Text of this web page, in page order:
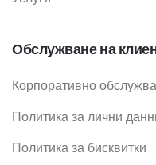
Обслужване на
Корпоративно
Политика за лични
Политика за бисквитки